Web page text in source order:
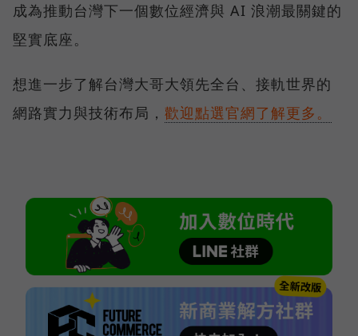
成為推動台灣下一個數位經濟與 AI 浪潮最關鍵的
堅實底座。
想進一步了解台灣大哥大領先全台、接軌世界的
網路實力與技術布局， 歡迎點選官網了解更多。